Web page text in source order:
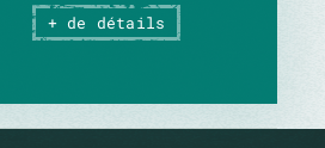
+ de détails